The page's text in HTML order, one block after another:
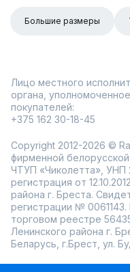
Большие размеры
Лицо местного
органа,
покупателей:
+375 162 30-18-45
Copyright 2012-2026 ©
фирменной
ЧТУП «Чиколетта», УНП
регистрация от
района г. Бреста.
регистрации №
торговом реестре
Ленинского района г.
Беларусь, г.Брест, ул.